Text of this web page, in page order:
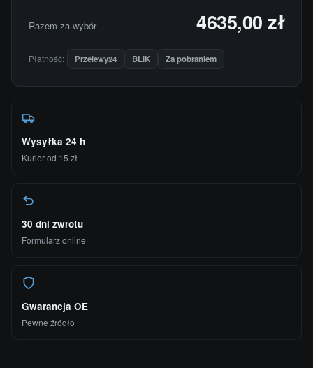
Razem za wybór 4635,00 zł
Płatność: Przelewy24 BLIK Za pobraniem
Wysyłka 24 h
Kurier od 15 zł
30 dni zwrotu
Formularz online
Gwarancja OE
Pewne źródło